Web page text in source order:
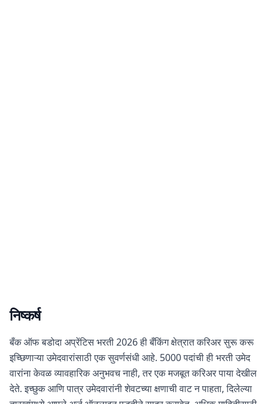
निष्कर्ष
बँक ऑफ बडोदा अप्रेंटिस भरती 2026 ही बँकिंग क्षेत्रात करिअर सुरू करू
इच्छिणाऱ्या उमेदवारांसाठी एक सुवर्णसंधी आहे. 5000 पदांची ही भरती उमेद
वारांना केवळ व्यावहारिक अनुभवच नाही, तर एक मजबूत करिअर पाया देखील
देते. इच्छुक आणि पात्र उमेदवारांनी शेवटच्या क्षणाची वाट न पाहता, दिलेल्या